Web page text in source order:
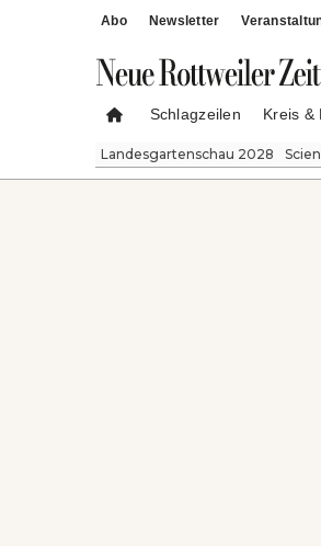
Abo Newsletter
Schlagzeilen Kreis &
Landesgartenschau 2028